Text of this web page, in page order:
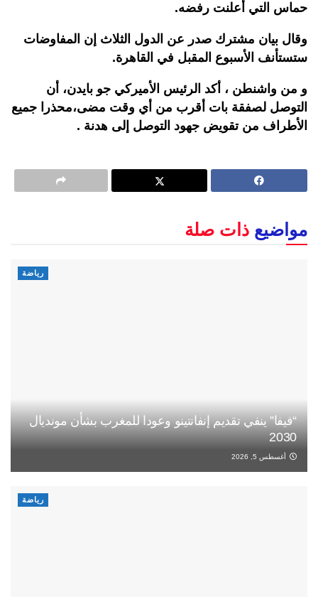
حماس التي أعلنت رفضه.
وقال بيان مشترك صدر عن الدول الثلاث إن المفاوضات
ستستأنف الأسبوع المقبل في القاهرة.
و من واشنطن ، أكد الرئيس الأميركي جو بايدن، أن
التوصل لصفقة بات أقرب من أي وقت مضى،محذرا جميع
الأطراف من تقويض جهود التوصل إلى هدنة .
مواضيع ذات صلة
رياضة
“فيفا” ينفي تقديم إنفانتينو وعودا للمغرب بشأن مونديال
2030
أغسطس 5, 2026
رياضة